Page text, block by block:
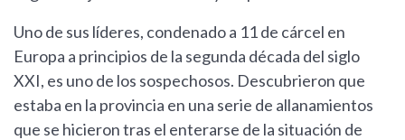
Uno de sus líderes, condenado a 11 de cárcel en
Europa a principios de la segunda década del siglo
XXI, es uno de los sospechosos. Descubrieron que
estaba en la provincia en una serie de allanamientos
que se hicieron tras el enterarse de la situación de